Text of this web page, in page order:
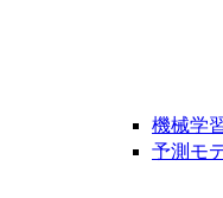
機械学
予測モ